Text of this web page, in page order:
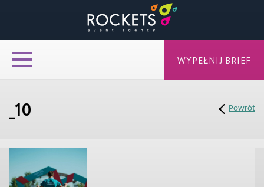
_10 Powrót
WYPEŁNIJ BRIEF